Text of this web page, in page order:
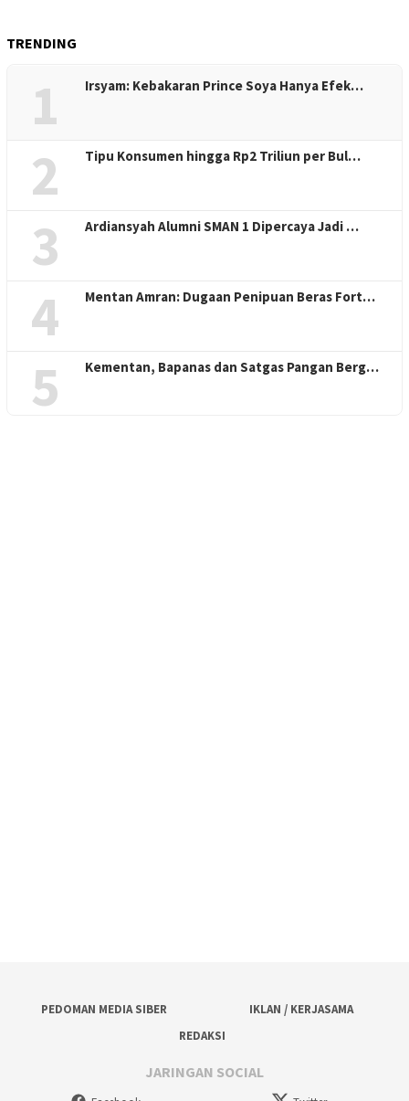
TRENDING
1 Irsyam: Kebakaran Prince Soya Hanya Efek…
2 Tipu Konsumen hingga Rp2 Triliun per Bul…
3 Ardiansyah Alumni SMAN 1 Dipercaya Jadi …
4 Mentan Amran: Dugaan Penipuan Beras Fort…
5 Kementan, Bapanas dan Satgas Pangan Berg…
PEDOMAN MEDIA SIBER
IKLAN / KERJASAMA
REDAKSI
JARINGAN SOCIAL